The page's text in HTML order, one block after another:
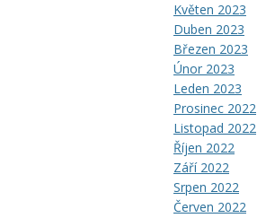
Květen 2023
Duben 2023
Březen 2023
Únor 2023
Leden 2023
Prosinec 2022
Listopad 2022
Říjen 2022
Září 2022
Srpen 2022
Červen 2022